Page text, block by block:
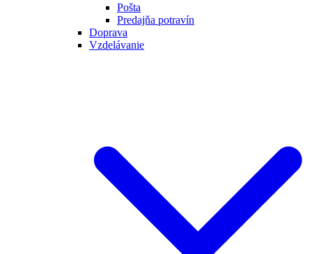
Pošta
Predajňa potravín
Doprava
Vzdelávanie